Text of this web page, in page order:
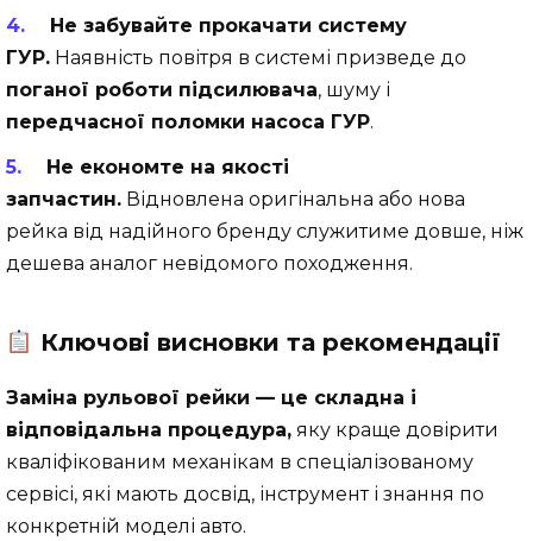
Не забувайте прокачати систему
ГУР. Наявність повітря в системі призведе до
поганої роботи підсилювача, шуму і
передчасної поломки насоса ГУР.
Не економте на якості
запчастин. Відновлена оригінальна або нова
рейка від надійного бренду служитиме довше, ніж
дешева аналог невідомого походження.
Ключові висновки та рекомендації
Заміна рульової рейки — це складна і
відповідальна процедура, яку краще довірити
кваліфікованим механікам в спеціалізованому
сервісі, які мають досвід, інструмент і знання по
конкретній моделі авто.